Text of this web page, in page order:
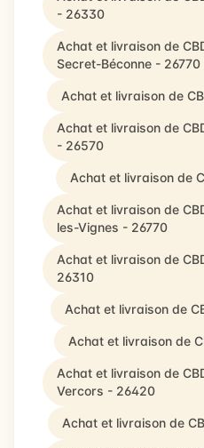
- 26330
Achat et livraison de
Secret-Béconne - 26770
Achat et livraison de
Achat et livraison de
- 26570
Achat et livraison de
Achat et livraison de
les-Vignes - 26770
Achat et livraison de
26310
Achat et livraison de
Achat et livraison de
Achat et livraison de
Vercors - 26420
Achat et livraison de